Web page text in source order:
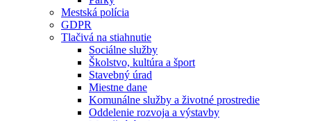
Mestská polícia
GDPR
Tlačivá na stiahnutie
Sociálne služby
Školstvo, kultúra a šport
Stavebný úrad
Miestne dane
Komunálne služby a životné prostredie
Oddelenie rozvoja a výstavby